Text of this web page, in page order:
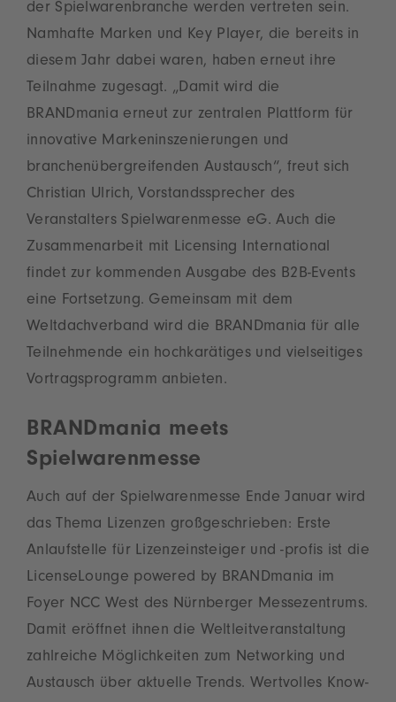
der Spielwarenbranche werden vertreten sein.
Namhafte Marken und Key Player, die bereits in
diesem Jahr dabei waren, haben erneut ihre
Teilnahme zugesagt. „Damit wird die
BRANDmania erneut zur zentralen Plattform für
innovative Markeninszenierungen und
branchenübergreifenden Austausch“, freut sich
Christian Ulrich, Vorstandssprecher des
Veranstalters Spielwarenmesse eG. Auch die
Zusammenarbeit mit Licensing International
findet zur kommenden Ausgabe des B2B-Events
eine Fortsetzung. Gemeinsam mit dem
Weltdachverband wird die BRANDmania für alle
Teilnehmende ein hochkarätiges und vielseitiges
Vortragsprogramm anbieten.
BRANDmania meets
Spielwarenmesse
Auch auf der Spielwarenmesse Ende Januar wird
das Thema Lizenzen großgeschrieben: Erste
Anlaufstelle für Lizenzeinsteiger und -profis ist die
LicenseLounge powered by BRANDmania im
Foyer NCC West des Nürnberger Messezentrums.
Damit eröffnet ihnen die Weltleitveranstaltung
zahlreiche Möglichkeiten zum Networking und
Austausch über aktuelle Trends. Wertvolles Know-